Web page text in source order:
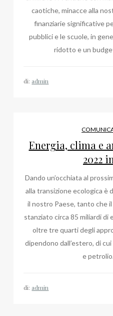
caotiche, minacce alla
finanziarie significative
pubblici e le scuole, in
ridotto e un
di: admin
Energia, clima e
2022
Dando un’occhiata al
alla transizione ecologica è
il nostro Paese, tanto che
stanziato circa 85 miliardi
oltre tre quarti degli
dipendono dall’estero, di
e
di: admin